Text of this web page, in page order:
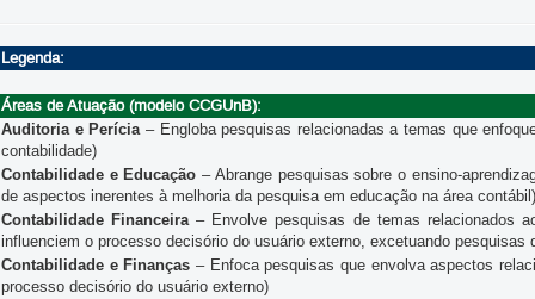
Legenda:
Áreas de Atuação (modelo CCGUnB):
Auditoria e Perícia – Engloba pesquisas relacionadas a temas que
contabilidade)
Contabilidade e Educação – Abrange pesquisas sobre o ensino-
de aspectos inerentes à melhoria da pesquisa em educação na área contábil)
Contabilidade Financeira – Envolve pesquisas de temas relacionados
influenciem o processo decisório do usuário externo, excetuando
Contabilidade e Finanças – Enfoca pesquisas que envolva aspectos
processo decisório do usuário externo)